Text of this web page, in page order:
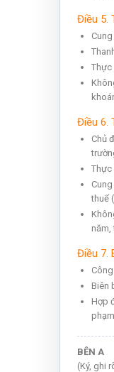
Điều 5.
Thực
Điều 6.
Chủ
Thực
thuế
năm,
Điều 7.
Biên
Hợp
BÊN A
(Ký, ghi